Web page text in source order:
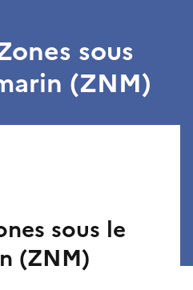
sous
(ZNM)
sous le
(ZNM)